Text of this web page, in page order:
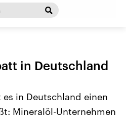
in Deutschland
in Deutschland einen
Mineralöl-Unternehmen